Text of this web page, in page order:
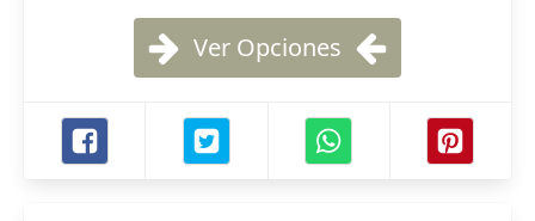
Ver Opciones